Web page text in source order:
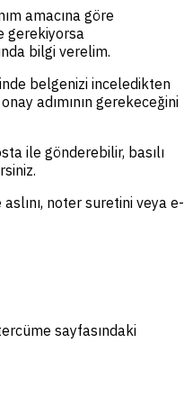
amacına göre
gerekiyorsa
bilgi verelim.
belgenizi inceledikten
adımının gerekeceğini
ile gönderebilir, basılı
noter suretini veya e-
sayfasındaki